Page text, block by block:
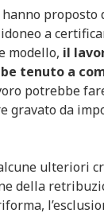
proposto
a
modello, il
tenuto a
potrebbe
gravato da
ulteriori
della